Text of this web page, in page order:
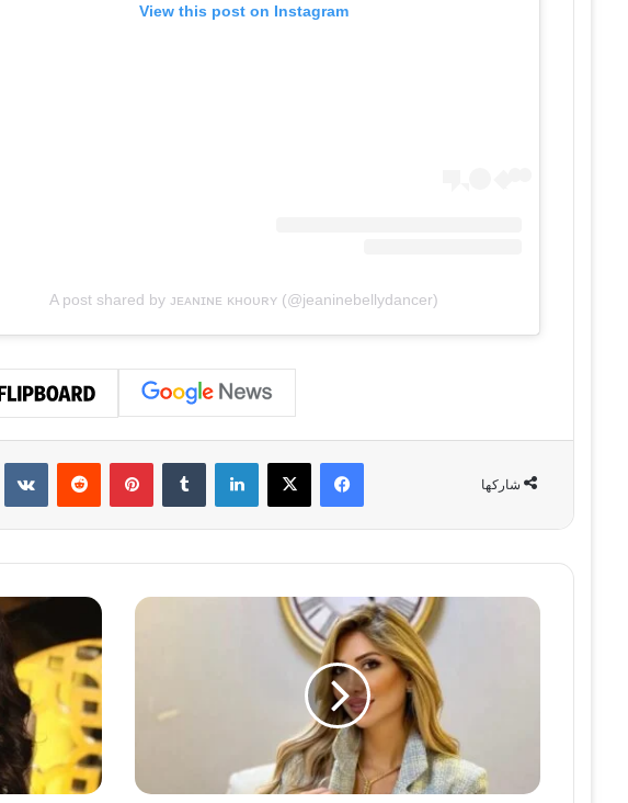
View this post on Instagram
A post shared by ᴊᴇᴀɴɪɴᴇ ᴋʜᴏᴜʀʏ (@jeaninebellydancer)
شاركها
فيسبوك ‫X لينكدإن ‏Tumblr بينتيريست ‏Reddit
‏VKontakte
I
ش
م
ا
ل
ز
و
ا
ي
ا